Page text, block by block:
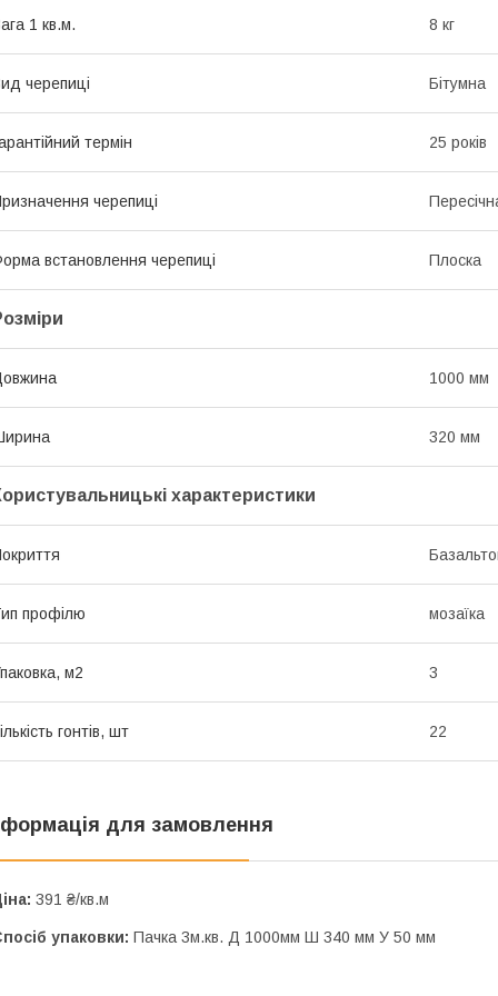
1 кв.м. 8 кг
черепиці Бітумна
термін 25 років
черепиці
встановлення черепиці Плоска
1000 мм
320 мм
характеристики
профілю мозаїка
м2 3
гонтів, шт 22
для замовлення
391 ₴/кв.м
упаковки: Пачка 3м.кв. Д 1000мм Ш 340 мм У 50 мм